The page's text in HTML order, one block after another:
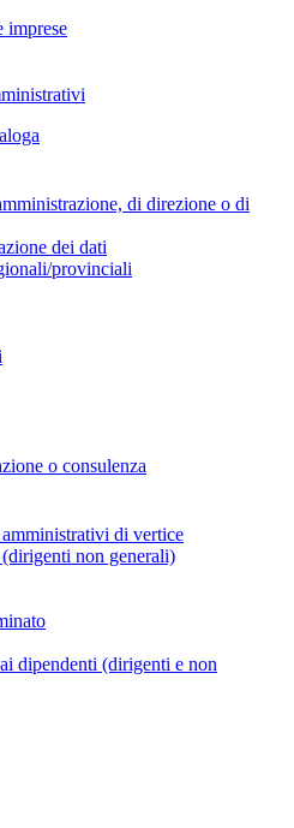
imprese
di direzione o di
dei dati
provinciali
o consulenza
di vertice
non generali)
dipendenti (dirigenti e non